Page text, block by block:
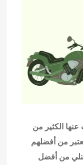
عنها الكثير من
من أفضلهم
من أفضل